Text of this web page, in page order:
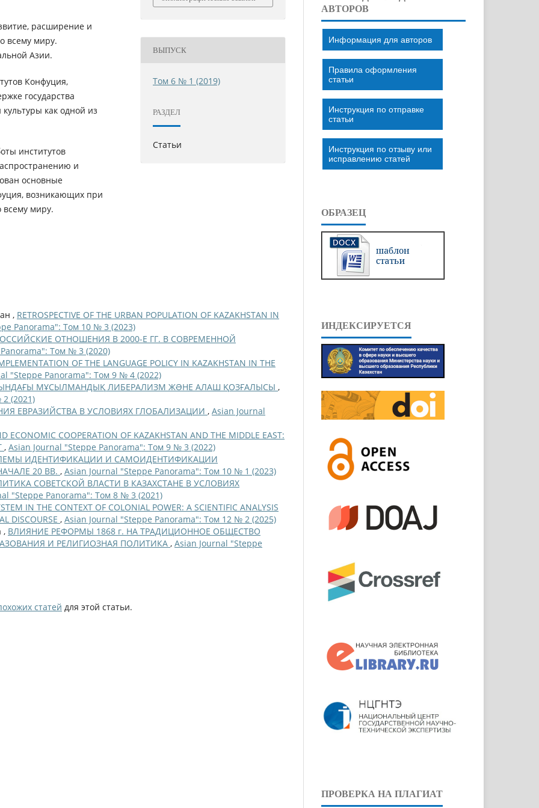
расширение и
всему миру.
Азии.
Конфуция,
государства
как одной из
институтов
и
основные
возникающих при
всему миру.
ВЫПУСК
Том 6 № 1 (2019)
РАЗДЕЛ
Статьи
, RETROSPECTIVE OF THE URBAN POPULATION OF KAZAKHSTAN IN
Panorama": Том 10 № 3 (2023)
ОТНОШЕНИЯ В 2000-Е ГГ. В СОВРЕМЕННОЙ
Том № 3 (2020)
OF THE LANGUAGE POLICY IN KAZAKHSTAN IN THE
"Steppe Panorama": Том 9 № 4 (2022)
МҰСЫЛМАНДЫҚ ЛИБЕРАЛИЗМ ЖƏНЕ АЛАШ ҚОЗҒАЛЫСЫ ,
(2021)
ЕВРАЗИЙСТВА В УСЛОВИЯХ ГЛОБАЛИЗАЦИИ , Asian Journal
ECONOMIC COOPERATION OF KAZAKHSTAN AND THE MIDDLE EAST:
, Asian Journal "Steppe Panorama": Том 9 № 3 (2022)
ИДЕНТИФИКАЦИИ И САМОИДЕНТИФИКАЦИИ
20 ВВ. , Asian Journal "Steppe Panorama": Том 10 № 1 (2023)
СОВЕТСКОЙ ВЛАСТИ В КАЗАХСТАНЕ В УСЛОВИЯХ
"Steppe Panorama": Том 8 № 3 (2021)
IN THE CONTEXT OF COLONIAL POWER: A SCIENTIFIC ANALYSIS
DISCOURSE , Asian Journal "Steppe Panorama": Том 12 № 2 (2025)
, ВЛИЯНИЕ РЕФОРМЫ 1868 г. НА ТРАДИЦИОННОЕ ОБЩЕСТВО
И РЕЛИГИОЗНАЯ ПОЛИТИКА , Asian Journal "Steppe
статей для этой статьи.
АВТОРОВ
Информация для авторов
Правила оформления
статьи
Инструкция по отправке
статьи
Инструкция по отзыву или
исправлению статей
ОБРАЗЕЦ
ИНДЕКСИРУЕТСЯ
ПРОВЕРКА НА ПЛАГИАТ